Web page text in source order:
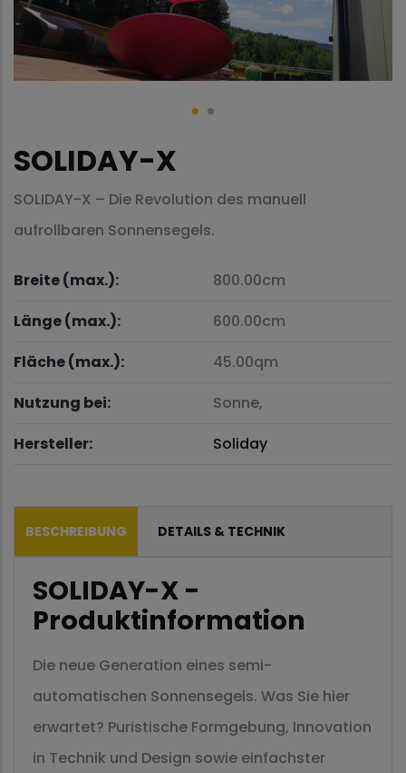
SOLIDAY-X
SOLIDAY-X – Die Revolution des manuell
aufrollbaren Sonnensegels.
Breite (max.):
800.00cm
Länge (max.):
600.00cm
Fläche (max.):
45.00qm
Nutzung bei:
Sonne,
Hersteller:
Soliday
BESCHREIBUNG DETAILS & TECHNIK
SOLIDAY-X -
Produktinformation
Die neue Generation eines semi-
automatischen Sonnensegels. Was Sie hier
erwartet? Puristische Formgebung, Innovation
in Technik und Design sowie einfachster